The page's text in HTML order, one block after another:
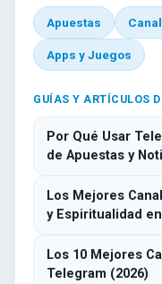
Apuestas
Apps y Juegos
GUÍAS Y ARTÍCULOS
Por Qué Usar
de Apuestas y
Los Mejores
y Espiritualidad
Los 10 Mejores
Telegram (2026)